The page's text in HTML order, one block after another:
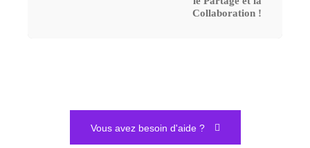
Collaboration !
Vous avez besoin d'aide ?